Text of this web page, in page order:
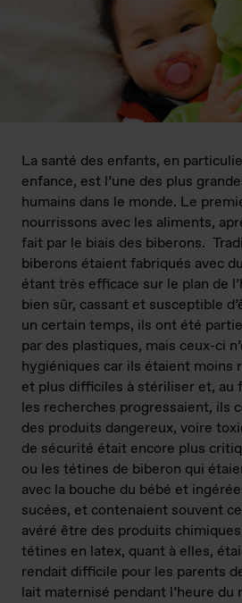
La santé des enfants, en
enfance, est l’une des plus
humains dans le monde. Le
nourrissons avec les aliments,
fait par le biais des biberons.
biberons étaient fabriqués avec
étant très efficace sur le plan de
bien sûr, cassant et susceptible
un certain temps, ils ont été
par des plastiques, mais ceux-ci
hygiéniques car ils étaient moins
et plus difficiles à stériliser et, au
les recherches progressaient, ils
des produits dangereux, voire
de sécurité était encore plus
ou les tétines de biberon qui
avec la bouche du bébé et
sucées, et contenaient souvent
avéré être des produits
tétines en latex, quant à elles,
rendait difficile pour les parents
lait maternisé pendant l’heure du